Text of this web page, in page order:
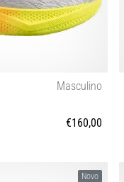
Masculino
€160,00
45⅓ 46 46⅔ 47⅓Novo